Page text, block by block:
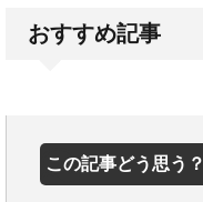
おすすめ記事
この記事どう思う？